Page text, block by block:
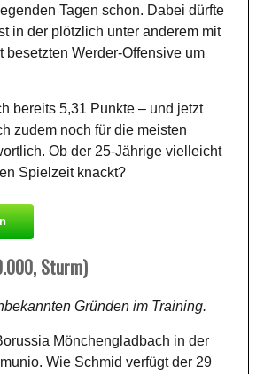
Tagen schon. Dabei dürfte
in der plötzlich unter anderem mit
Werder-Offensive um
bereits 5,31 Punkte – und jetzt
zudem noch für die meisten
Ob der 25-Jährige vielleicht
Spielzeit knackt?
Sturm)
Gründen im Training.
Mönchengladbach in der
Wie Schmid verfügt der 29